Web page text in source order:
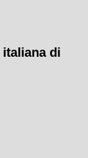
italiana di